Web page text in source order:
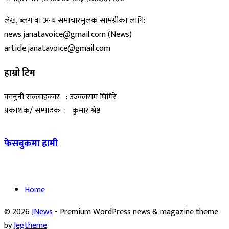
लेख, ब्लग वा अन्य समाचारमुलक सामग्रीका लागि:
news.janatavoice@gmail.com (News)
article.janatavoice@gmail.com
हाम्रो टिम
कानुनी सल्लाहकार : उज्वलराम घिमिरे
प्रकाशक/ सम्पादक : कुमार श्रेष्ठ
फेसबुकमा हामी
Home
© 2026JNews- Premium WordPress news & magazine theme
byJegtheme.